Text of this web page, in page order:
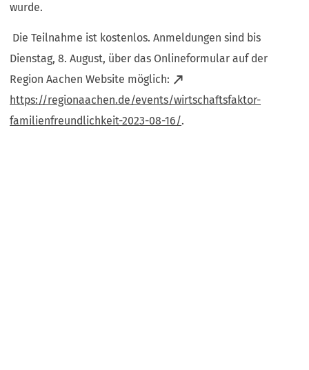
wurde.
Die Teilnahme ist kostenlos. Anmeldungen sind bis
Dienstag, 8. August, über das Onlineformular auf der
Region Aachen Website möglich:
https://regionaachen.de/events/wirtschaftsfaktor-
familienfreundlichkeit-2023-08-16/
(Öffnet
.